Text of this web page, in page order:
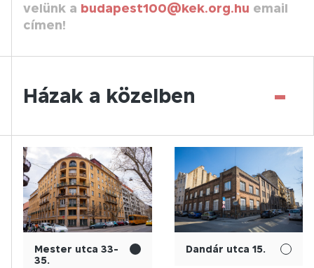
velünk a budapest100@kek.org.hu email
címen!
Házak a közelben -
Mester utca 33-
35.
Dandár utca 15.